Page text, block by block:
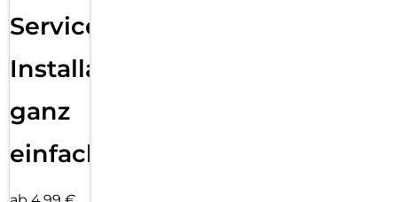
Services
Installation
ganz
einfach